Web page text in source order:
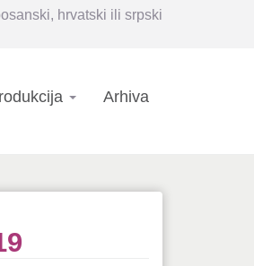
hrvatski ili srpski
Arhiva